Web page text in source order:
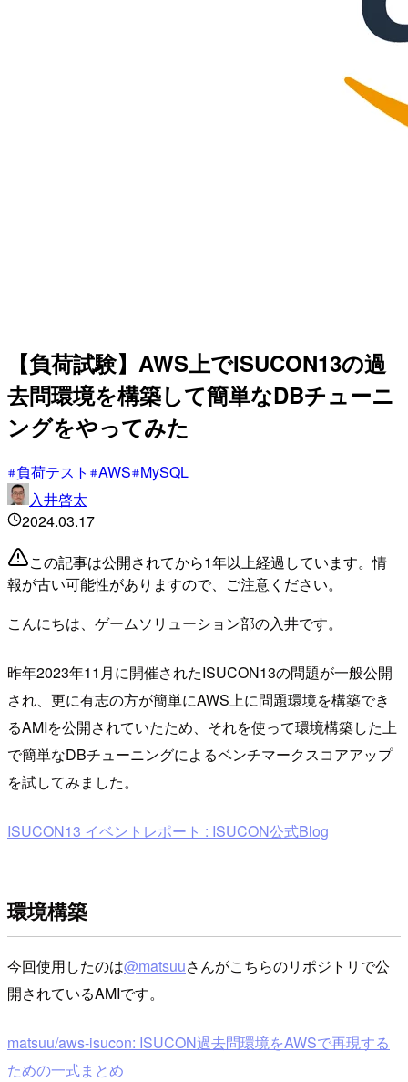
【負荷試験】AWS上でISUCON13の過
去問環境を構築して簡単なDBチューニ
ングをやってみた
負荷テスト AWS MySQL
入井啓太
2024.03.17
この記事は公開されてから1年以上経過しています。情
報が古い可能性がありますので、ご注意ください。
こんにちは、ゲームソリューション部の入井です。
昨年2023年11月に開催されたISUCON13の問題が一般公開
され、更に有志の方が簡単にAWS上に問題環境を構築でき
るAMIを公開されていたため、それを使って環境構築した上
で簡単なDBチューニングによるベンチマークスコアアップ
を試してみました。
ISUCON13 イベントレポート : ISUCON公式Blog
環境構築
今回使用したのは@matsuuさんがこちらのリポジトリで公
開されているAMIです。
matsuu/aws-isucon: ISUCON過去問環境をAWSで再現する
ための一式まとめ